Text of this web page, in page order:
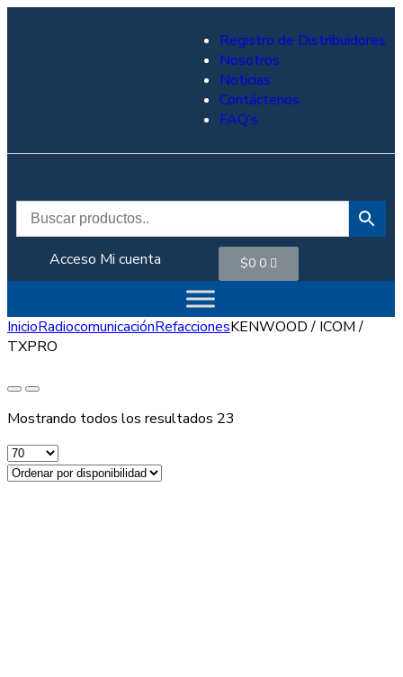
Registro de Distribuidores
Nosotros
Noticias
Contáctenos
FAQ’s
Acceso Mi cuenta $0 0
InicioRadiocomunicaciónRefaccionesKENWOOD / ICOM /
TXPRO
Mostrando todos los resultados 23